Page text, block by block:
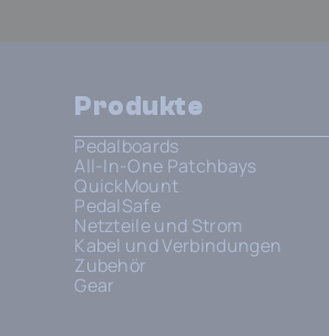
Produkte
Pedalboards
All-In-One Patchbays
QuickMount
PedalSafe
Netzteile und Strom
Kabel und Verbindungen
Zubehör
Gear